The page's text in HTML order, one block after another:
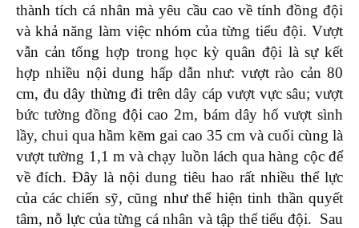
thành tích cá nhân mà yêu cầu cao về tính đồng đội
và khả năng làm việc nhóm của từng tiểu đội. Vượt
vẫn cản tổng hợp trong học kỳ quân đội là sự kết
hợp nhiều nội dung hấp dẫn như: vượt rào cản 80
cm, đu dây thừng đi trên dây cáp vượt vực sâu; vượt
bức tường đồng đội cao 2m, bám dây hố vượt sình
lầy, chui qua hầm kẽm gai cao 35 cm và cuối cùng là
vượt tường 1,1 m và chạy luồn lách qua hàng cộc để
về đích. Đây là nội dung tiêu hao rất nhiều thể lực
của các chiến sỹ, cũng như thể hiện tinh thần quyết
tâm, nỗ lực của từng cá nhân và tập thể tiểu đội. Sau